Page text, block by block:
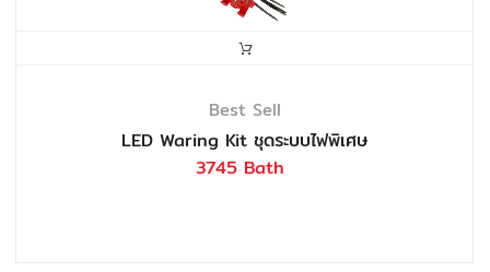
Best Sell
LED Waring Kit ชุดระบบไฟพิเศษ
3745 Bath